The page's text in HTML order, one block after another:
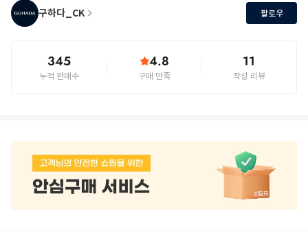
구하다_CK 팔로우
345
누적 판매수
4.8
구매 만족
11
작성 리뷰